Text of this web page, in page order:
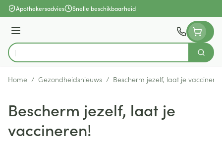
Ga naar de inhoud
Apothekersadvies Snelle beschikbaarheid
Menu
Product, merk, categorie...
Zoek
Home / Gezondheidsnieuws / Bescherm jezelf, laat je
Bescherm jezelf, laat je
vaccineren!